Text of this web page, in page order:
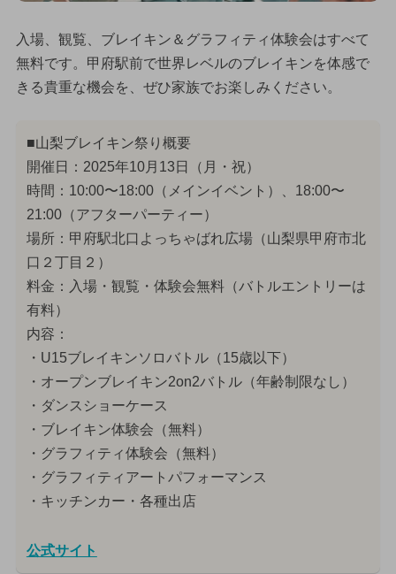
入場、観覧、ブレイキン＆グラフィティ体験会はすべて
無料です。甲府駅前で世界レベルのブレイキンを体感で
きる貴重な機会を、ぜひ家族でお楽しみください。
■山梨ブレイキン祭り概要
開催日：2025年10月13日（月・祝）
時間：10:00〜18:00（メインイベント）、18:00〜
21:00（アフターパーティー）
場所：甲府駅北口よっちゃばれ広場（山梨県甲府市北
口２丁目２）
料金：入場・観覧・体験会無料（バトルエントリーは
有料）
内容：
・U15ブレイキンソロバトル（15歳以下）
・オープンブレイキン2on2バトル（年齢制限なし）
・ダンスショーケース
・ブレイキン体験会（無料）
・グラフィティ体験会（無料）
・グラフィティアートパフォーマンス
・キッチンカー・各種出店
公式サイト